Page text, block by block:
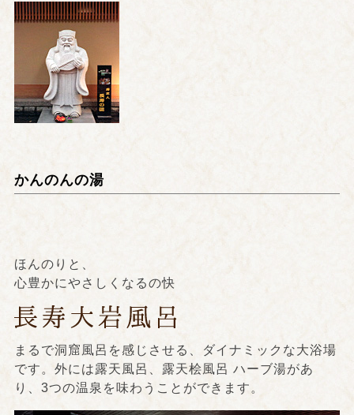
かんのんの湯
ほんのりと、
心豊かにやさしくなるの快
まるで洞窟風呂を感じさせる、ダイナミックな大浴場
です。外には露天風呂、露天桧風呂 ハーブ湯があ
り、3つの温泉を味わうことができます。